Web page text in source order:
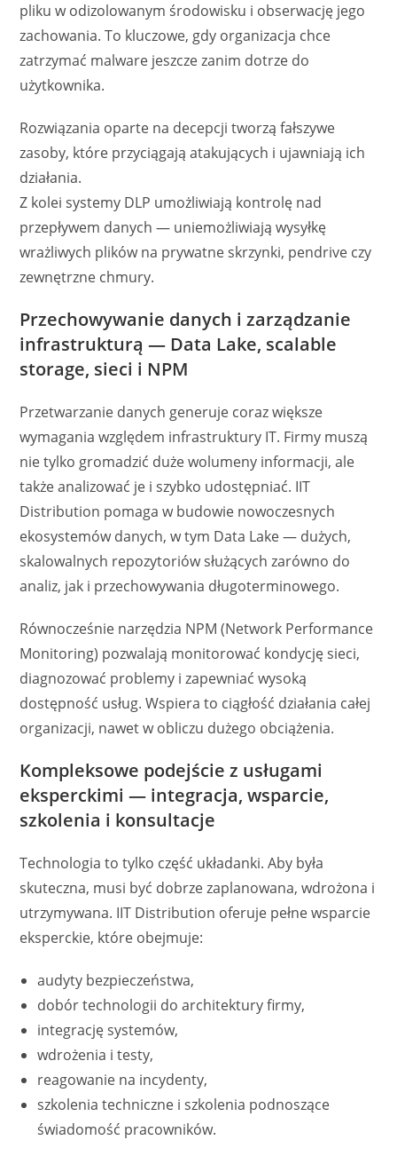
pliku w odizolowanym środowisku i obserwację jego
zachowania. To kluczowe, gdy organizacja chce
zatrzymać malware jeszcze zanim dotrze do
użytkownika.
Rozwiązania oparte na decepcji tworzą fałszywe
zasoby, które przyciągają atakujących i ujawniają ich
działania.
Z kolei systemy DLP umożliwiają kontrolę nad
przepływem danych — uniemożliwiają wysyłkę
wrażliwych plików na prywatne skrzynki, pendrive czy
zewnętrzne chmury.
Przechowywanie danych i zarządzanie
infrastrukturą — Data Lake, scalable
storage, sieci i NPM
Przetwarzanie danych generuje coraz większe
wymagania względem infrastruktury IT. Firmy muszą
nie tylko gromadzić duże wolumeny informacji, ale
także analizować je i szybko udostępniać. IIT
Distribution pomaga w budowie nowoczesnych
ekosystemów danych, w tym Data Lake — dużych,
skalowalnych repozytoriów służących zarówno do
analiz, jak i przechowywania długoterminowego.
Równocześnie narzędzia NPM (Network Performance
Monitoring) pozwalają monitorować kondycję sieci,
diagnozować problemy i zapewniać wysoką
dostępność usług. Wspiera to ciągłość działania całej
organizacji, nawet w obliczu dużego obciążenia.
Kompleksowe podejście z usługami
eksperckimi — integracja, wsparcie,
szkolenia i konsultacje
Technologia to tylko część układanki. Aby była
skuteczna, musi być dobrze zaplanowana, wdrożona i
utrzymywana. IIT Distribution oferuje pełne wsparcie
eksperckie, które obejmuje:
audyty bezpieczeństwa,
dobór technologii do architektury firmy,
integrację systemów,
wdrożenia i testy,
reagowanie na incydenty,
szkolenia techniczne i szkolenia podnoszące
świadomość pracowników.